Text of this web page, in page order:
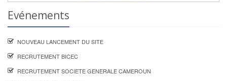
Evénements
NOUVEAU LANCEMENT DU SITE
RECRUTEMENT BICEC
RECRUTEMENT SOCIETE GENERALE CAMEROUN